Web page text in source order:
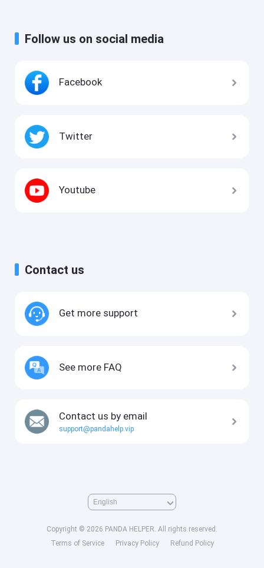
Follow us on social media
Facebook
Twitter
Youtube
Contact us
Get more support
See more FAQ
Contact us by email
support@pandahelp.vip
Copyright © 2026 PANDA HELPER. All rights reserved.
Terms of Service
Privacy Policy Refund Policy